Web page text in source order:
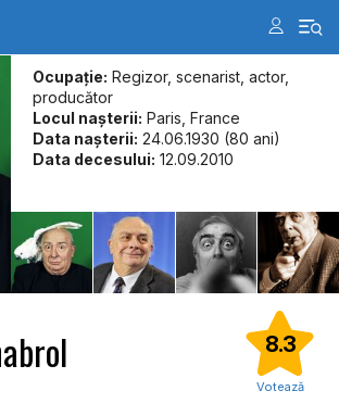
Ocupație: Regizor, scenarist, actor,
producător
Locul naşterii: Paris, France
Data naşterii: 24.06.1930 (80 ani)
Data decesului: 12.09.2010
8.3
Votează